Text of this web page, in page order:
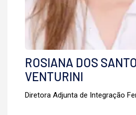
ROSIANA DOS
VENTURINI
Diretora Adjunta de Integração